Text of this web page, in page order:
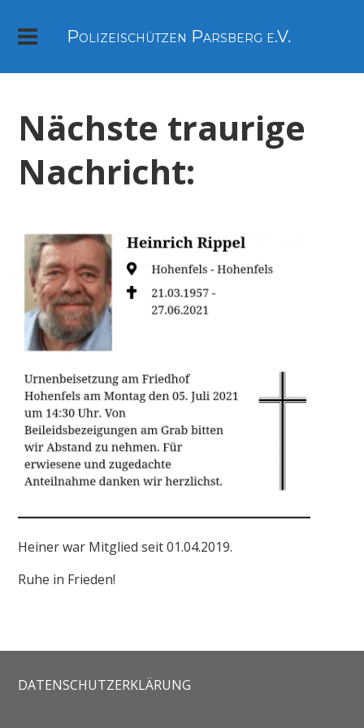
Polizeischützen Parsberg e.V.
Nächste traurige
Nachricht:
Heiner war Mitglied seit 01.04.2019.
Ruhe in Frieden!
DATENSCHUTZERKLÄRUNG